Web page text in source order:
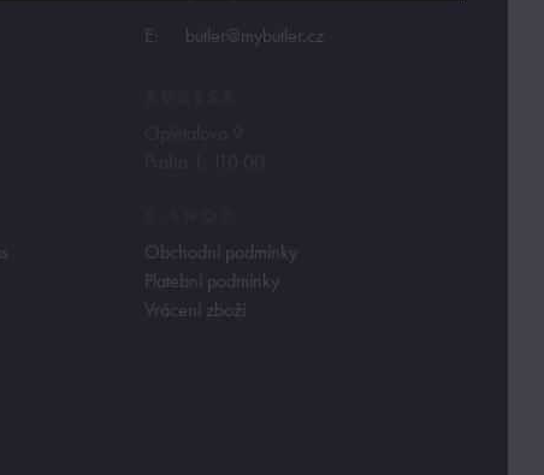
E:
butler@mybutler.cz
Obchodní podmínky
Platební podmínky
Vrácení zboží